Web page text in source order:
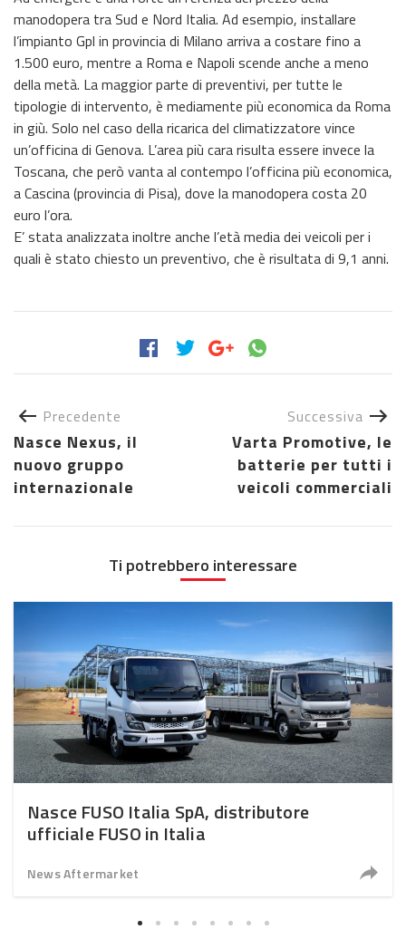
manodopera tra Sud e Nord Italia. Ad esempio, installare
l’impianto Gpl in provincia di Milano arriva a costare fino a
1.500 euro, mentre a Roma e Napoli scende anche a meno
della metà. La maggior parte di preventivi, per tutte le
tipologie di intervento, è mediamente più economica da Roma
in giù. Solo nel caso della ricarica del climatizzatore vince
un’officina di Genova. L’area più cara risulta essere invece la
Toscana, che però vanta al contempo l’officina più economica,
a Cascina (provincia di Pisa), dove la manodopera costa 20
euro l’ora.
E’ stata analizzata inoltre anche l’età media dei veicoli per i
quali è stato chiesto un preventivo, che è risultata di 9,1 anni.
Precedente
Nasce Nexus, il
nuovo gruppo
internazionale
Successiva
Varta Promotive, le
batterie per tutti i
veicoli commerciali
Ti potrebbero interessare
Nasce FUSO Italia SpA, distributore
ufficiale FUSO in Italia
News Aftermarket